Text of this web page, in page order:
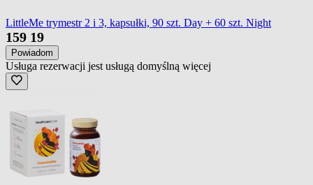
LittleMe trymestr 2 i 3, kapsułki, 90 szt. Day + 60 szt. Night
159 19
Powiadom
Usługa rezerwacji jest usługą domyślną więcej